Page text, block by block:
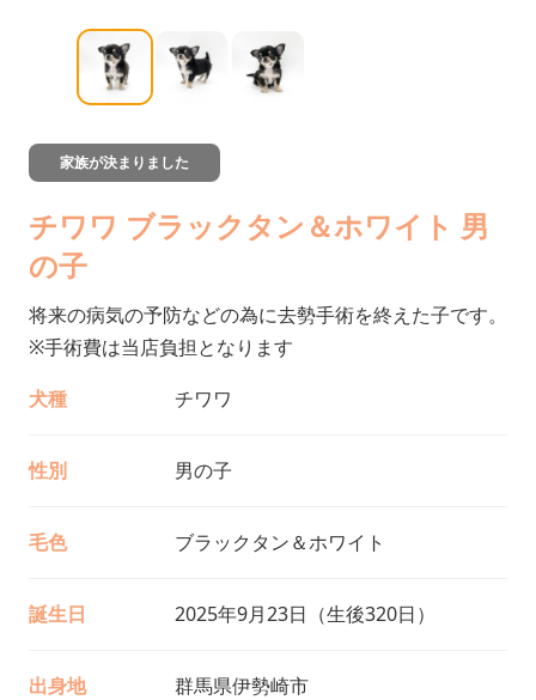
家族が決まりました
チワワ ブラックタン＆ホワイト 男
の子
将来の病気の予防などの為に去勢手術を終えた子です。
※手術費は当店負担となります
犬種
チワワ
性別 男の子
毛色 ブラックタン＆ホワイト
誕生日 2025年9月23日（生後320日）
出身地 群馬県伊勢崎市